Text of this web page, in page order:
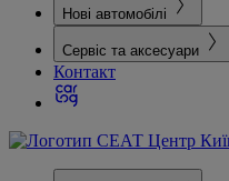
Нові автомобілі
Сервіс та аксесуари
Контакт